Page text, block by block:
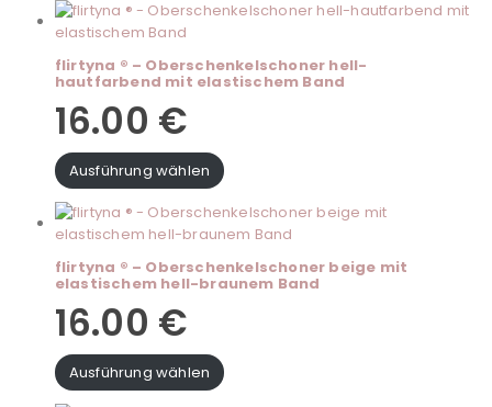
flirtyna ® – Oberschenkelschoner hell-
hautfarbend mit elastischem Band
16.00 €
Ausführung wählen
flirtyna ® – Oberschenkelschoner beige mit
elastischem hell-braunem Band
16.00 €
Ausführung wählen